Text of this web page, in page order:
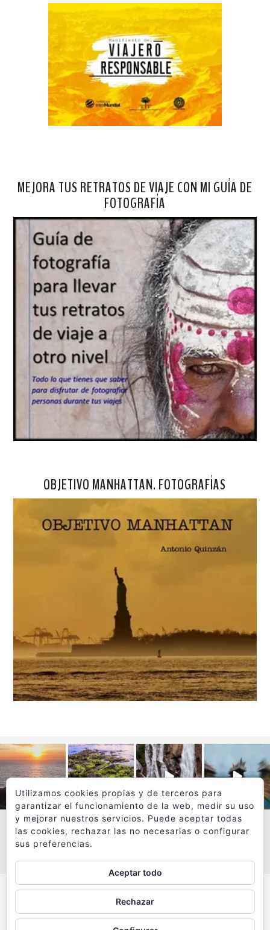
MEJORA TUS RETRATOS DE VIAJE CON MI GUÍA DE
FOTOGRAFÍA
OBJETIVO MANHATTAN. FOTOGRAFÍAS
VER MÁS
Todos los textos y fotografías de
www.viajesyfotografia.comson propiedad de su autor
Utilizamos cookies propias y de terceros para
garantizar el funcionamiento de la web, medir su uso
y mejorar nuestros servicios. Puede aceptar todas
las cookies, rechazar las no necesarias o configurar
sus preferencias.
Aceptar todo
Rechazar